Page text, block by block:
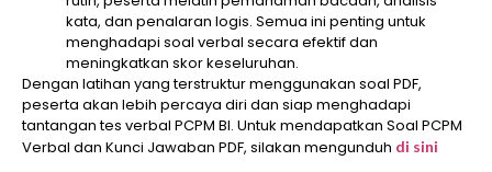
kata, dan penalaran logis. Semua ini penting untuk
menghadapi soal verbal secara efektif dan
meningkatkan skor keseluruhan.
Dengan latihan yang terstruktur menggunakan soal PDF,
peserta akan lebih percaya diri dan siap menghadapi
tantangan tes verbal PCPM BI. Untuk mendapatkan Soal PCPM
Verbal dan Kunci Jawaban PDF, silakan mengunduh di sini